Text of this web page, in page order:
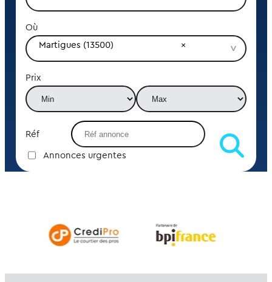
Où
Martigues (13500)
Prix
Réf
Annonces urgentes